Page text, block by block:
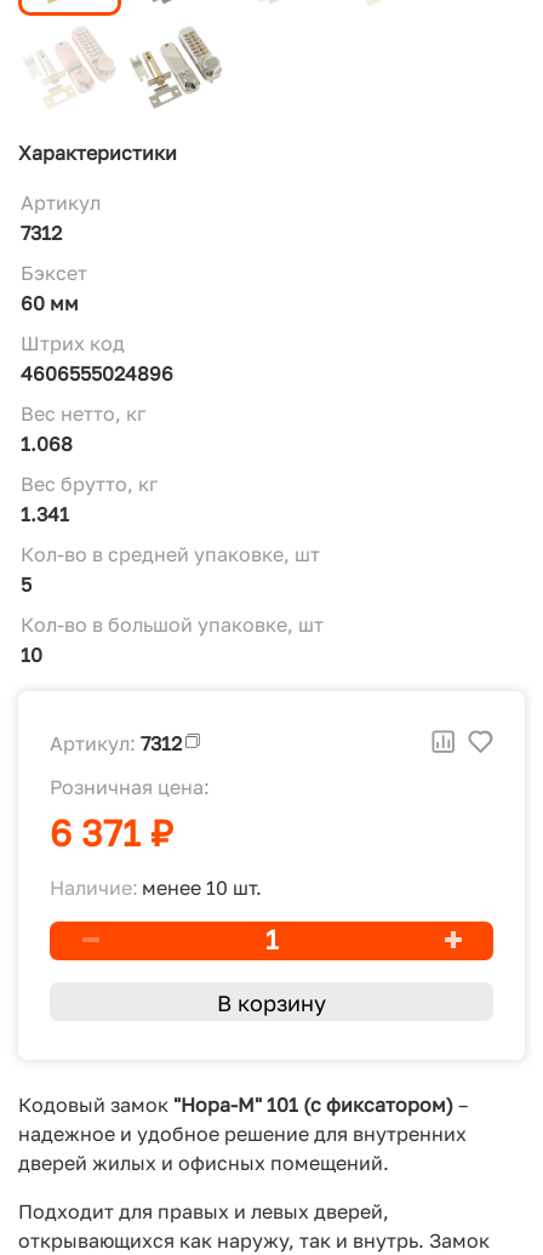
Характеристики
Артикул
7312
Бэксет
60 мм
Штрих код
4606555024896
Вес нетто, кг
1.068
Вес брутто, кг
1.341
Кол-во в средней упаковке, шт
5
Кол-во в большой упаковке, шт
10
Артикул: 7312
Розничная цена:
6 371 ₽
Наличие: менее 10 шт.
В корзину
Кодовый замок "Нора-М" 101 (с фиксатором) –
надежное и удобное решение для внутренних
дверей жилых и офисных помещений.
Подходит для правых и левых дверей,
открывающихся как наружу, так и внутрь. Замок